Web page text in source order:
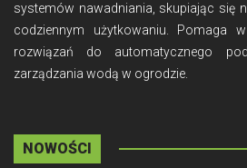
systemów nawadniania, skupiając się
codziennym użytkowaniu. Pomaga
rozwiązań do automatycznego
zarządzania wodą w ogrodzie.
NOWOŚCI